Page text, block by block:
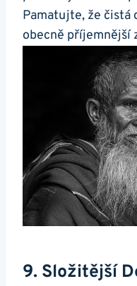
Pamatujte, že čistá
obecně příjemnější
9. Složitější